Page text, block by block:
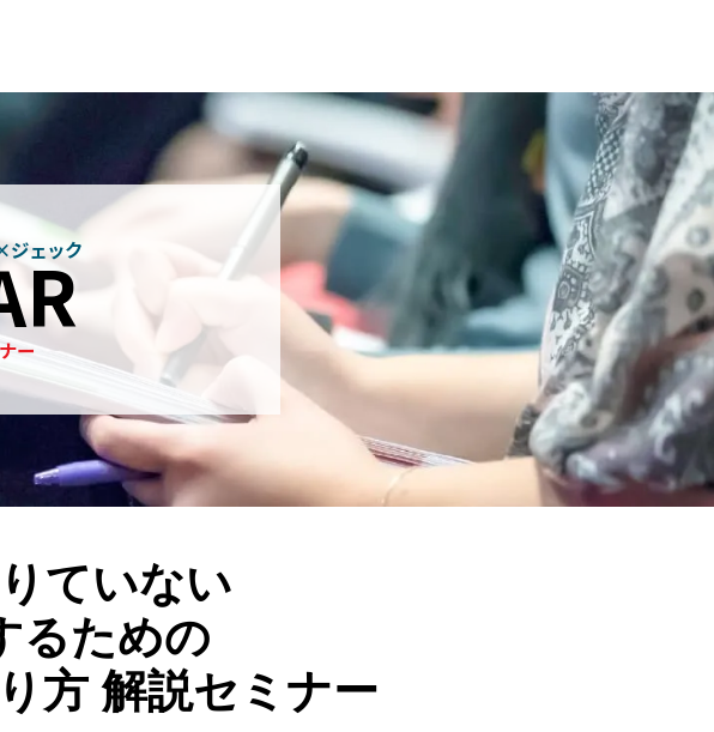
ジェック
ー
ていない
るための
方解説セミナー